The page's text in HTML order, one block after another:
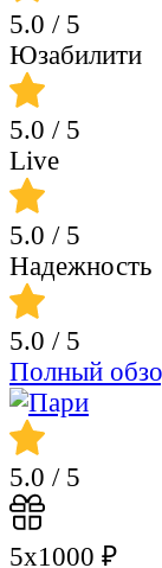
5.0 / 5
Юзабилити
5.0 / 5
Live
5.0 / 5
Надежность
5.0 / 5
Полный
5.0 / 5
5х1000 ₽